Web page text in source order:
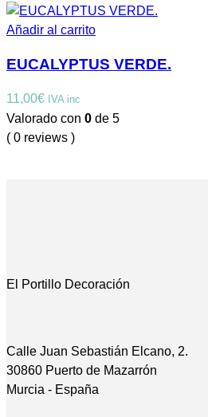
Añadir al carrito
EUCALYPTUS VERDE.
11,00€ IVA inc
Valorado con 0 de 5
( 0 reviews )
El Portillo Decoración
Calle Juan Sebastián Elcano, 2.
30860 Puerto de Mazarrón
Murcia - España